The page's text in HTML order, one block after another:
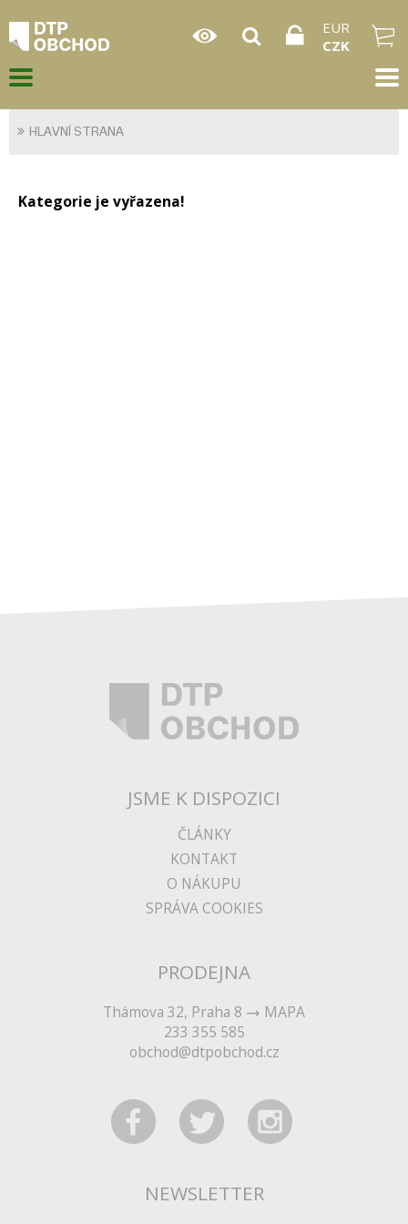
EUR
CZK
HLAVNÍ STRANA
Kategorie je vyřazena!
JSME K DISPOZICI
ČLÁNKY
KONTAKT
O NÁKUPU
SPRÁVA COOKIES
PRODEJNA
Thámova 32, Praha 8
MAPA
233 355 585
obchod@dtpobchod.cz
NEWSLETTER